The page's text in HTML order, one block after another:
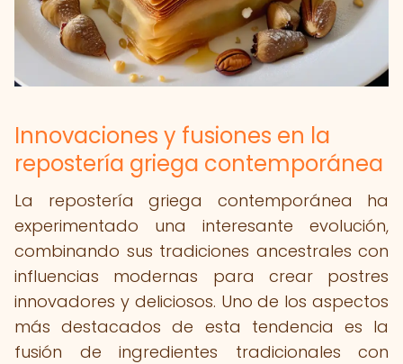
Innovaciones y fusiones en la
repostería griega contemporánea
La repostería griega contemporánea ha
experimentado una interesante evolución,
combinando sus tradiciones ancestrales con
influencias modernas para crear postres
innovadores y deliciosos. Uno de los aspectos
más destacados de esta tendencia es la
fusión de ingredientes tradicionales con